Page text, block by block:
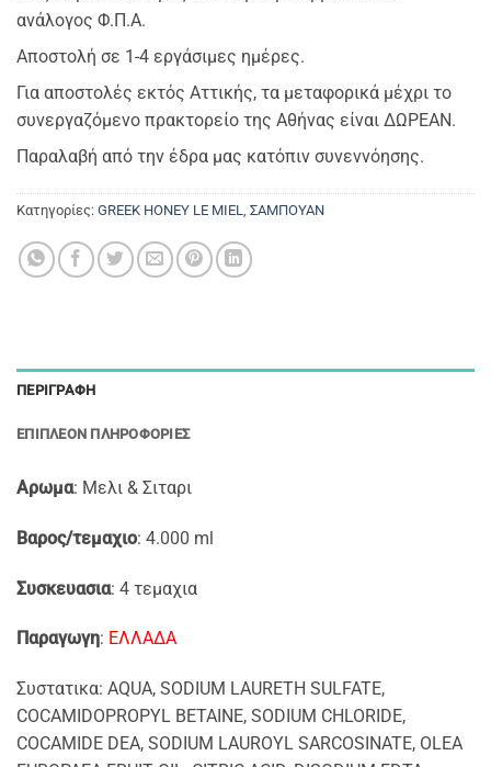
ανάλογος Φ.Π.Α.
Αποστολή σε 1-4 εργάσιμες ημέρες.
Για αποστολές εκτός Αττικής, τα μεταφορικά μέχρι το
συνεργαζόμενο πρακτορείο της Αθήνας είναι ΔΩΡΕΑΝ.
Παραλαβή από την έδρα μας κατόπιν συνεννόησης.
Κατηγορίες: GREEK HONEY LE MIEL, ΣΑΜΠΟΥΑΝ
ΠΕΡΙΓΡΑΦΉ
ΕΠΙΠΛΈΟΝ ΠΛΗΡΟΦΟΡΊΕΣ
Αρωμα: Μελι & Σιταρι
Βαρος/τεμαχιο: 4.000 ml
Συσκευασια: 4 τεμαχια
Παραγωγη: ΕΛΛΑΔΑ
Συστατικα: AQUA, SODIUM LAURETH SULFATE,
COCAMIDOPROPYL BETAINE, SODIUM CHLORIDE,
COCAMIDE DEA, SODIUM LAUROYL SARCOSINATE, OLEA